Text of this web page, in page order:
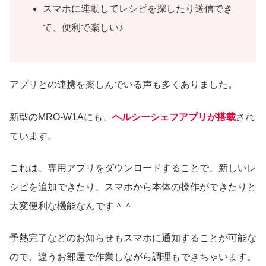
スマホに連動してレシピを探したり送信でき
て、便利で楽しい♪
アプリとの連携を楽しんでいる声も多くありました。
新型のMRO-W1Aにも、 ヘルシーシェフアプリが搭載され
ています。
これは、専用アプリをダウンロードすることで、新しいレ
シピを追加できたり、スマホから本体の操作ができたりと
大変便利な機能なんです＾＾
予熱完了などのお知らせもスマホに通知することが可能な
ので、違うお部屋で作業しながら調理もできちゃいます。